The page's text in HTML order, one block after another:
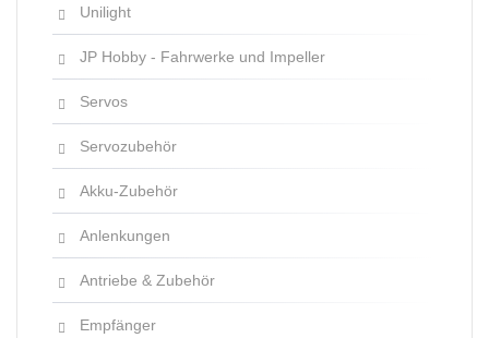
Unilight
JP Hobby - Fahrwerke und Impeller
Servos
Servozubehör
Akku-Zubehör
Anlenkungen
Antriebe & Zubehör
Empfänger